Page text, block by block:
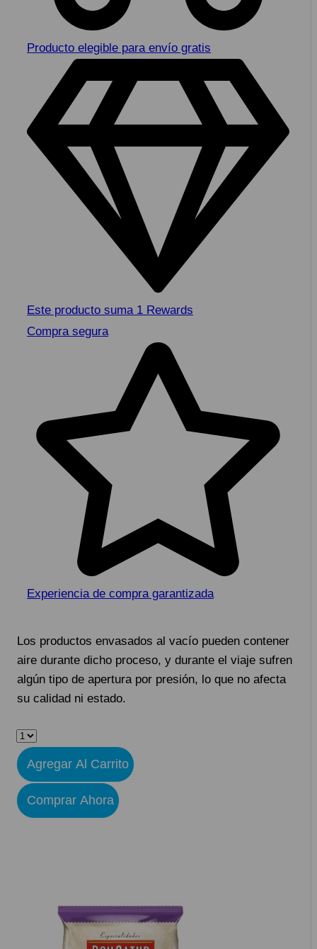
Producto elegible para envío gratis
Este producto suma 1 Rewards
Compra segura
Experiencia de compra garantizada
Los productos envasados ​​al vacío pueden contener
aire durante dicho proceso, y durante el viaje sufren
algún tipo de apertura por presión, lo que no afecta
su calidad ni estado.
Don
Satur
-
Talitas
140gr
cantidad
Agregar Al Carrito
Comprar Ahora